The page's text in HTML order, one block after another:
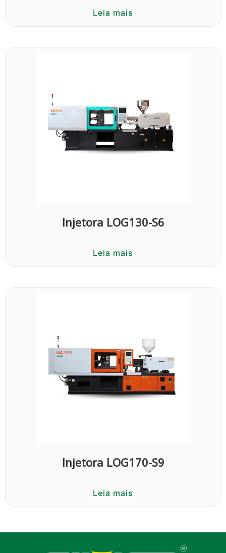
Leia mais
Injetora LOG130-S6
Leia mais
Injetora LOG170-S9
Leia mais